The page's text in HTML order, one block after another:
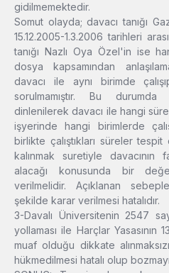
gidilmemektedir.
Somut olayda; davacı tanığı
15.12.2005-1.3.2006 tarihleri
tanığı Nazlı Oya Özel'in ise
dosya kapsamından
davacı ile aynı birimde
sorulmamıştır. Bu
dinlenilerek davacı ile hangi
işyerinde hangi birimlerde
birlikte çalıştıkları süreler
kalınmak suretiyle
alacağı konusunda bir
verilmelidir. Açıklanan
şekilde karar verilmesi hatalıdır.
3-Davalı Üniversitenin 2547
yollaması ile Harçlar Yasasının
muaf olduğu dikkate
hükmedilmesi hatalı olup